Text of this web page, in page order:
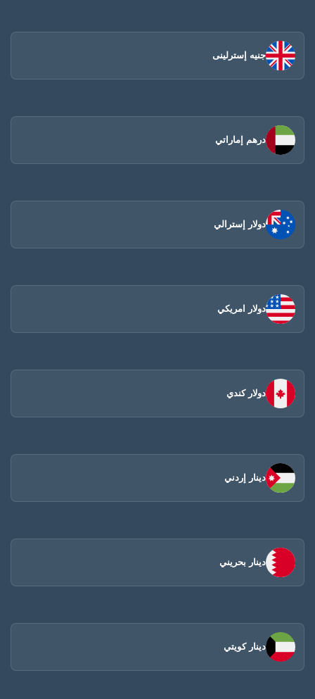
جنيه إسترلينى
درهم إماراتي
دولار إسترالي
دولار امريكي
دولار كندي
دينار إردني
دينار بحريني
دينار كويتي